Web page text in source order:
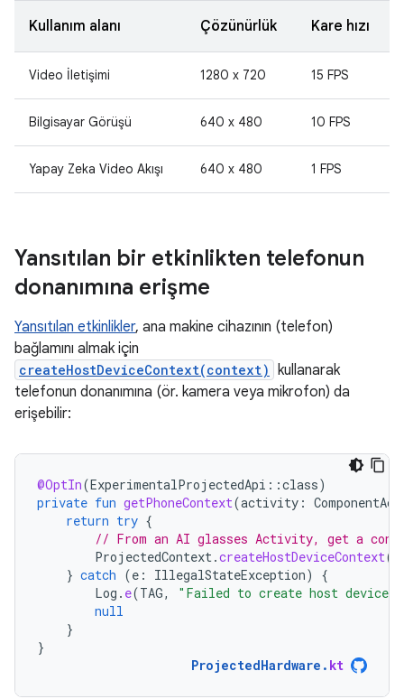
Kullanım alanı Çözünürlük Kare hızı
Video İletişimi 1280 x 720 15 FPS
Bilgisayar Görüşü 640 x 480 10 FPS
Yapay Zeka Video Akışı 640 x 480 1 FPS
Yansıtılan bir etkinlikten telefonun
donanımına erişme
Yansıtılan etkinlikler, ana makine cihazının (telefon)
bağlamını almak için
createHostDeviceContext(context) kullanarak
telefonun donanımına (ör. kamera veya mikrofon) da
erişebilir:
@OptIn(ExperimentalProjectedApi ::class)
private fun getPhoneContext(activity :
return try {
// From an AI glasses Activity, get a
ProjectedContext.createHostDeviceContext(
} catch (e : IllegalStateException)
{
Log . e(TAG,
"Failed to create host device
null
}
}
ProjectedHardware . kt